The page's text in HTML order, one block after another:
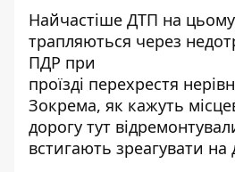
Найчастіше ДТП на цьому
трапляються через
ПДР при
проїзді перехрестя
Зокрема, як кажуть
дорогу тут
встигають зреагувати